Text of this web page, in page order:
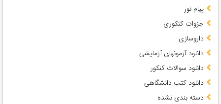
پیام نور
جزوات کنکوری
داروسازی
دانلود آزمونهای آزمایشی
دانلود سوالات کنکور
دانلود کتب دانشگاهی
دسته بندی نشده